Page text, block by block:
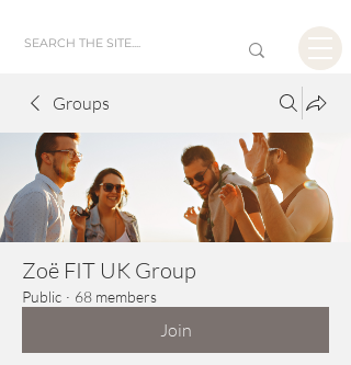
Groups
Zoë FIT UK Group
Public · 68 members
Join